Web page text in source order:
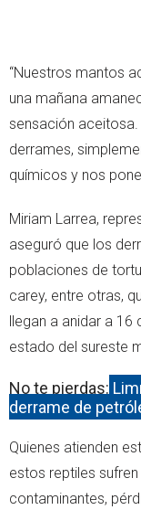
“Nuestros mantos
una mañana
sensación aceitosa.
derrames,
químicos y nos
Miriam Larrea,
aseguró que los
poblaciones de
carey, entre otras,
llegan a anidar a
estado del sureste
No te pierdas:
derrame de
Quienes atienden
estos reptiles
contaminantes,